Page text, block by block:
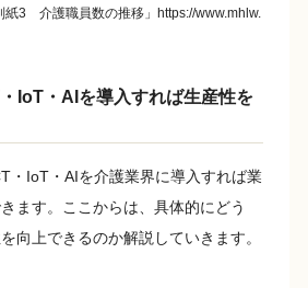
紙3 介護職員数の推移」https://www.mhlw.
IoT・AIを導入すれば生産性を
・IoT・AIを介護業界に導入すれば業
ます。ここからは、具体的にどう
向上できるのか解説していきます。